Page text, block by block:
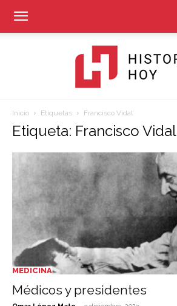
Inicio Etiquetas Francisco Vidal
Etiqueta: Francisco Vidal
MEDICINA
Médicos y presidentes